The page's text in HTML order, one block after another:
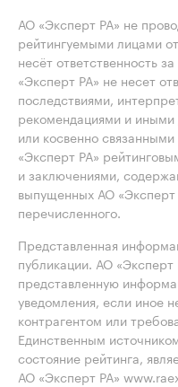
АО «Эксперт РА» не
рейтингуемыми лицами
несёт ответственность
«Эксперт РА» не несет
последствиями,
рекомендациями и иными
или косвенно
«Эксперт РА»
и заключениями,
выпущенных АО «Эксперт
перечисленного.
Представленная
публикации. АО «Эксперт
представленную
уведомления, если иное
контрагентом или
Единственным
состояние рейтинга,
АО «Эксперт РА»